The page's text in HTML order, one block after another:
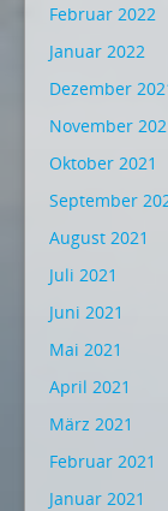
Februar 2022
Januar 2022
Dezember
November
Oktober 2021
September
August 2021
Juli 2021
Juni 2021
Mai 2021
April 2021
März 2021
Februar 2021
Januar 2021